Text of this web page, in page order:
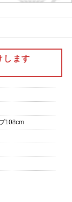
します
108cm